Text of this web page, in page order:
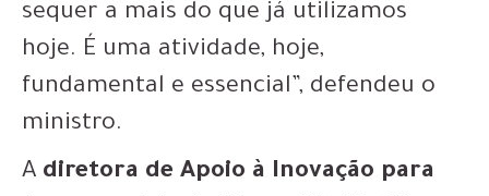
sequer a mais do que já utilizamos
hoje. É uma atividade, hoje,
fundamental e essencial”, defendeu o
ministro.
A diretora de Apoio à Inovação para